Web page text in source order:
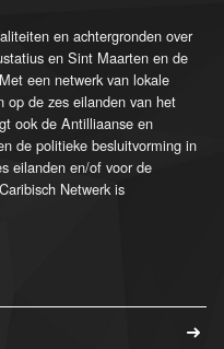
en achtergronden over
en Sint Maarten en de
een netwerk van lokale
op de zes eilanden van het
ook de Antilliaanse en
de politieke besluitvorming in
eilanden en/of voor de
Netwerk is